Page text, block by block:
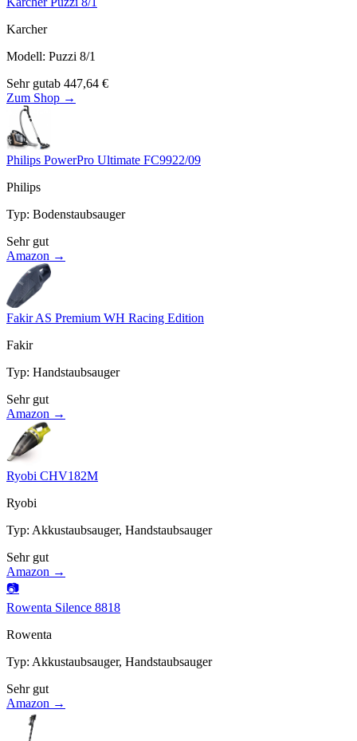
Karcher
Modell: Puzzi 8/1
Sehr gutab 447,64 €
Zum Shop →
Philips PowerPro Ultimate FC9922/09
Philips
Typ: Bodenstaubsauger
Sehr gut
Amazon →
Fakir AS Premium WH Racing Edition
Fakir
Typ: Handstaubsauger
Sehr gut
Amazon →
Ryobi CHV182M
Ryobi
Typ: Akkustaubsauger, Handstaubsauger
Sehr gut
Amazon →
📷
Rowenta Silence 8818
Rowenta
Typ: Akkustaubsauger, Handstaubsauger
Sehr gut
Amazon →